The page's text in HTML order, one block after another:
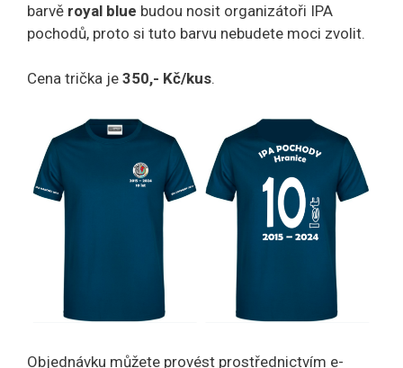
barvě royal blue budou nosit organizátoři IPA
pochodů, proto si tuto barvu nebudete moci zvolit.
Cena trička je 350,- Kč/kus.
Objednávku můžete provést prostřednictvím e-